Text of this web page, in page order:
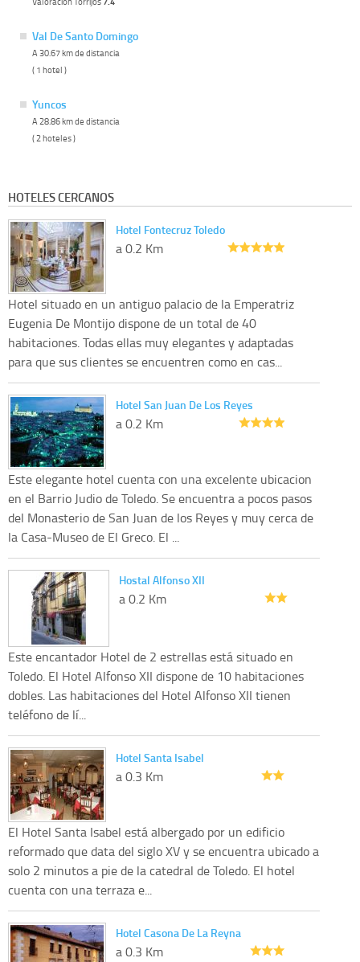
Val De Santo Domingo
A 30.67 km de distancia
( 1 hotel )
Yuncos
A 28.86 km de distancia
( 2 hoteles )
HOTELES CERCANOS
Hotel Fontecruz Toledo
a 0.2 Km
Hotel situado en un antiguo palacio de la Emperatriz
Eugenia De Montijo dispone de un total de 40
habitaciones. Todas ellas muy elegantes y adaptadas
para que sus clientes se encuentren como en cas...
Hotel San Juan De Los Reyes
a 0.2 Km
Este elegante hotel cuenta con una excelente ubicacion
en el Barrio Judio de Toledo. Se encuentra a pocos pasos
del Monasterio de San Juan de los Reyes y muy cerca de
la Casa-Museo de El Greco. El ...
Hostal Alfonso XII
a 0.2 Km
Este encantador Hotel de 2 estrellas está situado en
Toledo. El Hotel Alfonso XII dispone de 10 habitaciones
dobles. Las habitaciones del Hotel Alfonso XII tienen
teléfono de lí...
Hotel Santa Isabel
a 0.3 Km
El Hotel Santa Isabel está albergado por un edificio
reformado que data del siglo XV y se encuentra ubicado a
solo 2 minutos a pie de la catedral de Toledo. El hotel
cuenta con una terraza e...
Hotel Casona De La Reyna
a 0.3 Km